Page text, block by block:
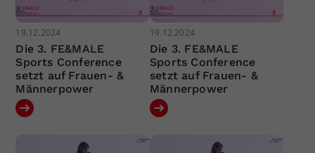
19.12.2024
Die 3. FE&MALE
Sports Conference
setzt auf Frauen- &
Männerpower
19.12.2024
Die 3. FE&MALE
Sports Conference
setzt auf Frauen- &
Männerpower